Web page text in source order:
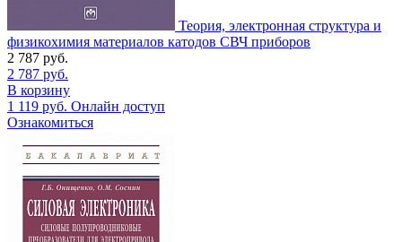
Теория, электронная структура и
физикохимия материалов катодов СВЧ приборов
2 787 руб.
2 787 руб.
В корзину
1 119 руб. Онлайн доступ
Ознакомиться